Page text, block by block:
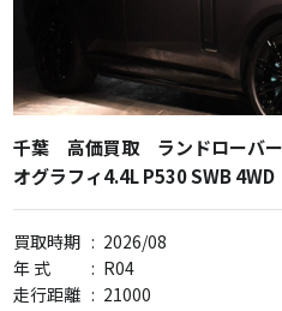
千葉 高価買取 ランドローバー
オグラフィ4.4L P530 SWB 4WD
買取時期 : 2026/08
年 式
: R04
走行距離 : 21000